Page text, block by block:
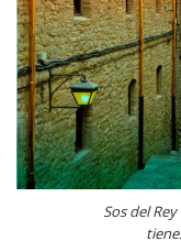
Sos del